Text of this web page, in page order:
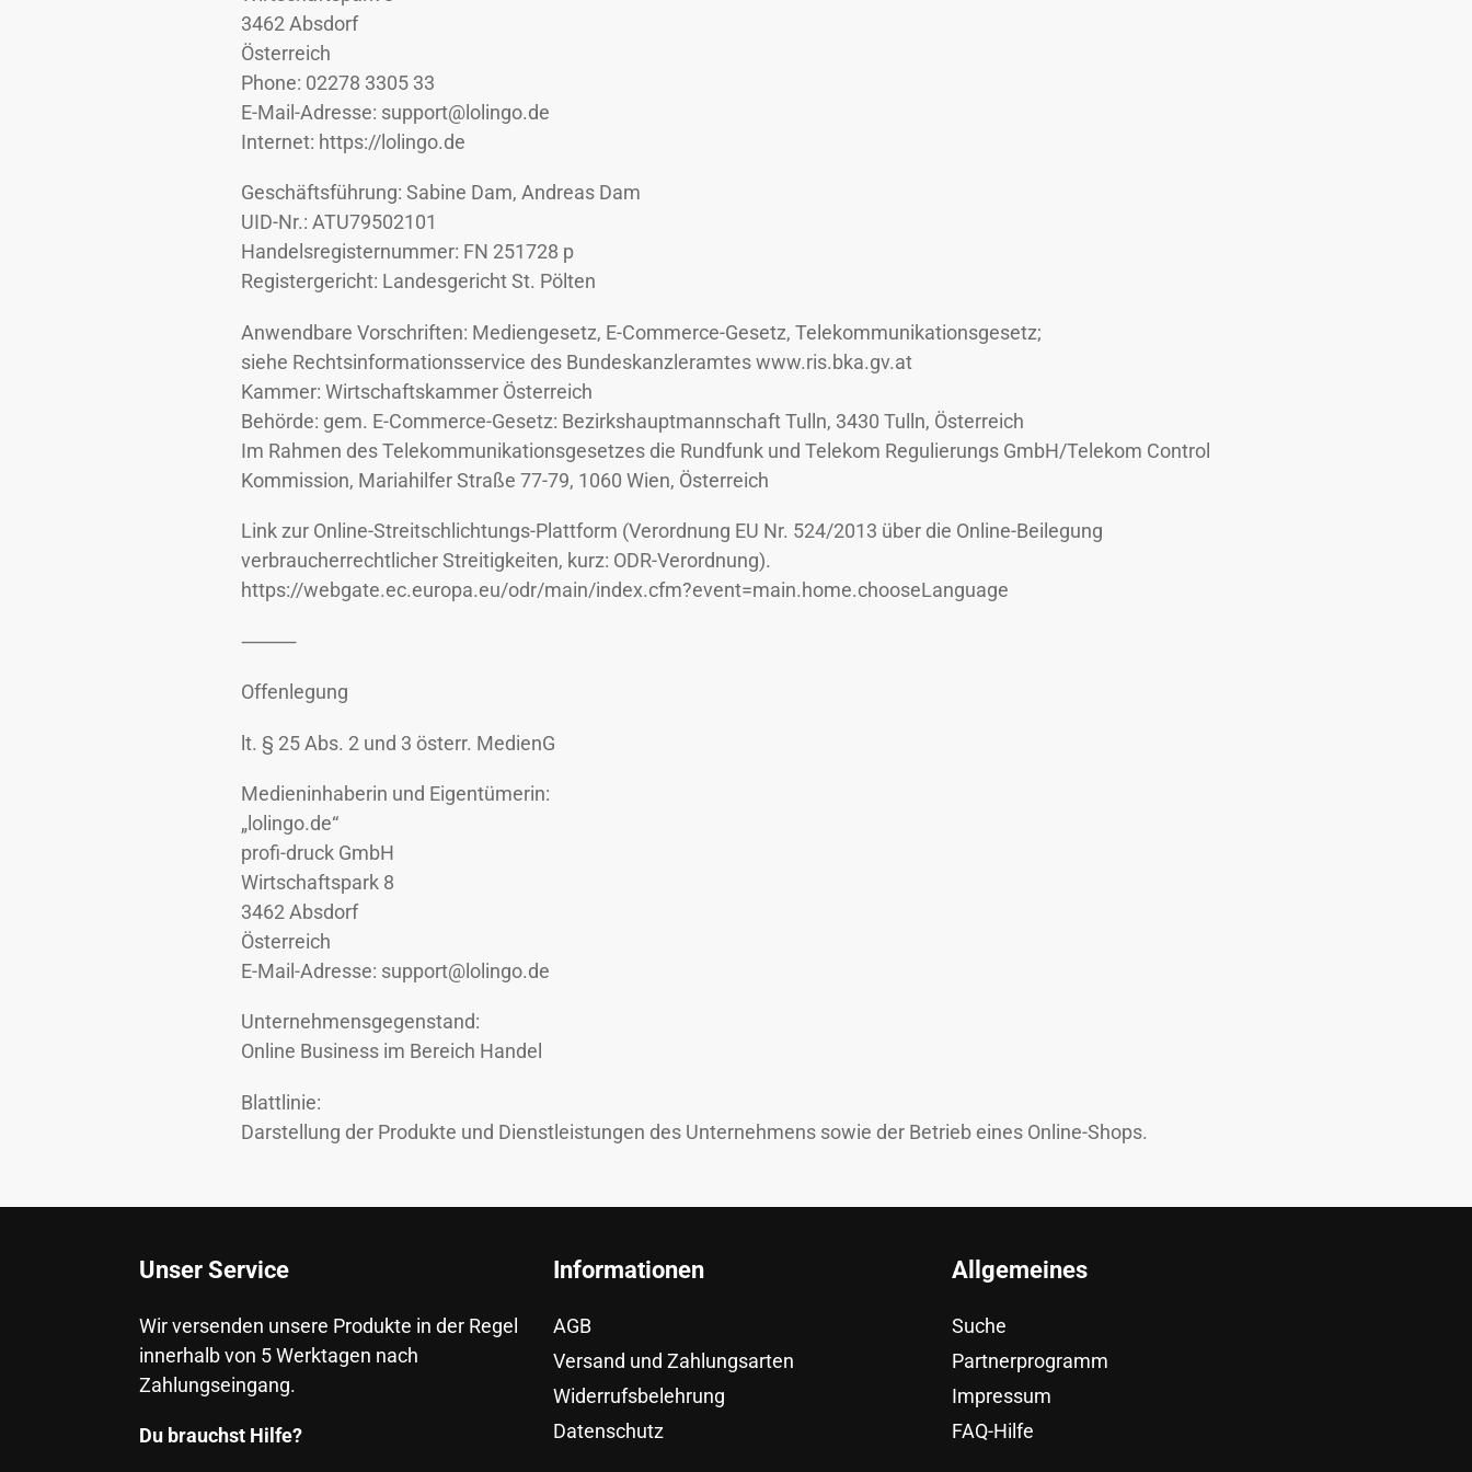
3462 Absdorf
Österreich
Phone: 02278 3305 33
E-Mail-Adresse: support@lolingo.de
Internet: https://lolingo.de
Geschäftsführung: Sabine Dam, Andreas Dam
UID-Nr.: ATU79502101
Handelsregisternummer: FN 251728 p
Registergericht: Landesgericht St. Pölten
Anwendbare Vorschriften: Mediengesetz, E-Commerce-Gesetz, Telekommunikationsgesetz;
siehe Rechtsinformationsservice des Bundeskanzleramtes www.ris.bka.gv.at
Kammer: Wirtschaftskammer Österreich
Behörde: gem. E-Commerce-Gesetz: Bezirkshauptmannschaft Tulln, 3430 Tulln, Österreich
Im Rahmen des Telekommunikationsgesetzes die Rundfunk und Telekom Regulierungs GmbH/Telekom Control
Kommission, Mariahilfer Straße 77-79, 1060 Wien, Österreich
Link zur Online-Streitschlichtungs-Plattform (Verordnung EU Nr. 524/2013 über die Online-Beilegung
verbraucherrechtlicher Streitigkeiten, kurz: ODR-Verordnung).
https://webgate.ec.europa.eu/odr/main/index.cfm?event=main.home.chooseLanguage
⸻
Offenlegung
lt. § 25 Abs. 2 und 3 österr. MedienG
Medieninhaberin und Eigentümerin:
„lolingo.de“
profi-druck GmbH
Wirtschaftspark 8
3462 Absdorf
Österreich
E-Mail-Adresse: support@lolingo.de
Unternehmensgegenstand:
Online Business im Bereich Handel
Blattlinie:
Darstellung der Produkte und Dienstleistungen des Unternehmens sowie der Betrieb eines Online-Shops.
Unser Service
Wir versenden unsere Produkte in der Regel
innerhalb von 5 Werktagen nach
Zahlungseingang.
Du brauchst Hilfe?
Informationen
AGB
Versand und Zahlungsarten
Widerrufsbelehrung
Datenschutz
Allgemeines
Suche
Partnerprogramm
Impressum
FAQ-Hilfe